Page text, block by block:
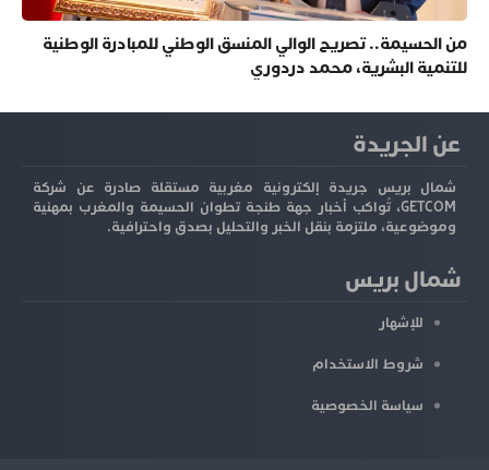
من الحسيمة.. تصريح الوالي المنسق الوطني للمبادرة الوطنية
للتنمية البشرية، محمد دردوري
عن الجريدة
شمال بريس جريدة إلكترونية مغربية مستقلة صادرة عن شركة
GETCOM، تُواكب أخبار جهة طنجة تطوان الحسيمة والمغرب بمهنية
وموضوعية، ملتزمة بنقل الخبر والتحليل بصدق واحترافية.
شمال بريس
للإشهار
شروط الاستخدام
سياسة الخصوصية